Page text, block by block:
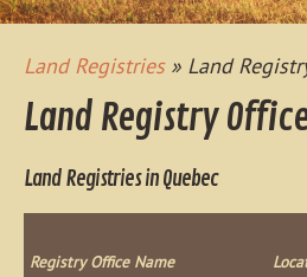
Land Registries» Land
Land Registry
Land Registries in Quebec
Registry Office Name